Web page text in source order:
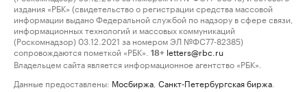
издания «РБК» (свидетельство о регистрации средства массовой
информации выдано Федеральной службой по надзору в сфере связи,
информационных технологий и массовых коммуникаций
(Роскомнадзор) 03.12.2021 за номером ЭЛ №ФС77-82385)
сопровождаются пометкой «РБК».
18+ letters@rbc.ru
Владельцем сайта является информационное агентство «РБК».
Данные предоставлены: Мосбиржа Санкт-Петербургская биржа